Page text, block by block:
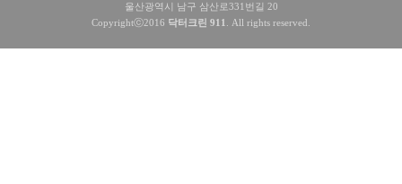
울산광역시 남구 삼산로331번길 20
Copyrightⓒ2016 닥터크린 911 . All rights reserved.